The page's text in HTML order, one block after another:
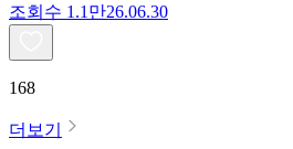
조회수 1.1만26.06.30
168
더보기